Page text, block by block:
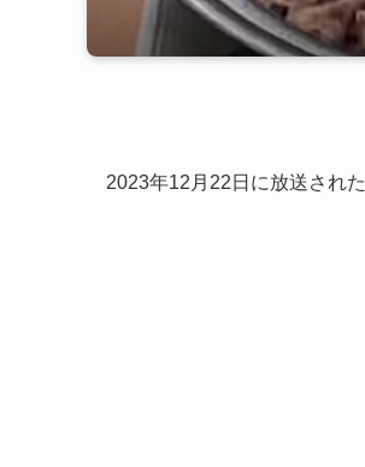
2023年12月22日に放送された